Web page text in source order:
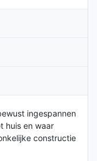
ingespannen
huis en waar
constructie